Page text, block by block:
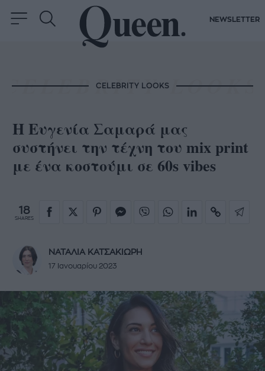
NEWSLETTER
CELEBRITY LOOKS
Η Ευγενία Σαμαρά μας
συστήνει την τέχνη του mix print
με ένα κοστούμι σε 60s vibes
18
SHARES
ΝΑΤΑΛΙΑ ΚΑΤΣΑΚΙΩΡΗ
17 Ιανουαρίου 2023